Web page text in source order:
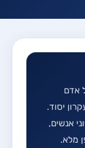
אדם
יסוד.
אנשים,
מלא.